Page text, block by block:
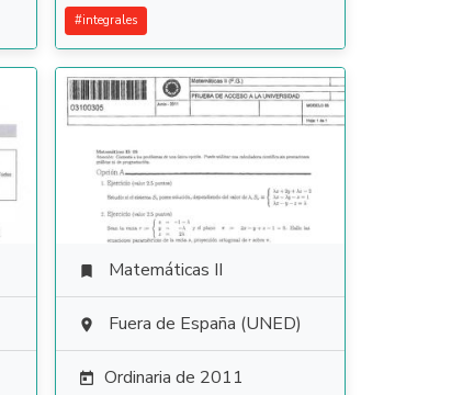
#integrales
 Matemáticas II
 Fuera de España (UNED)
 Ordinaria de 2011